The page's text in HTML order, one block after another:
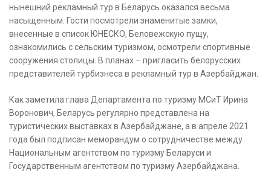
нынешний рекламный тур в Беларусь оказался весьма
насыщенным. Гости посмотрели знаменитые замки,
внесенные в список ЮНЕСКО, Беловежскую пущу,
ознакомились с сельским туризмом, осмотрели спортивные
сооружения столицы. В планах – пригласить белорусских
представителей турбизнеса в рекламный тур в Азербайджан.
Как заметила глава Департамента по туризму МСиТ Ирина
Воронович, Беларусь регулярно представлена на
туристических выставках в Азербайджане, а в апреле 2021
года был подписан меморандум о сотрудничестве между
Национальным агентством по туризму Беларуси и
Государственным агентством по туризму Азербайджана.